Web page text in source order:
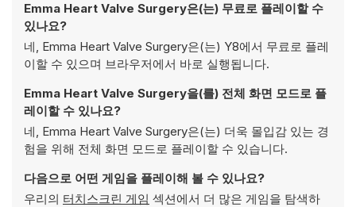
Emma Heart Valve Surgery은(는) 무료로 플레이할 수
있나요?
네, Emma Heart Valve Surgery은(는) Y8에서 무료로 플레
이할 수 있으며 브라우저에서 바로 실행됩니다.
Emma Heart Valve Surgery을(를) 전체 화면 모드로 플
레이할 수 있나요?
네, Emma Heart Valve Surgery은(는) 더욱 몰입감 있는 경
험을 위해 전체 화면 모드로 플레이할 수 있습니다.
다음으로 어떤 게임을 플레이해 볼 수 있나요?
우리의 터치스크린 게임 섹션에서 더 많은 게임을 탐색하